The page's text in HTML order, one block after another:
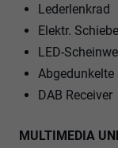
Lederlenkrad
Elektr.
LED-
DAB Receiver
MULTIMEDIA